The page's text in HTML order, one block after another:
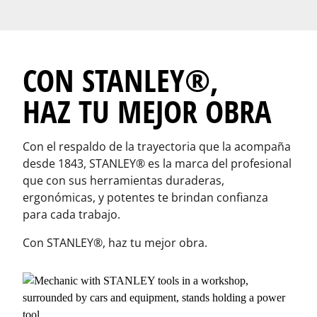
CON STANLEY®,
HAZ TU MEJOR OBRA
Con el respaldo de la trayectoria que la acompaña
desde 1843, STANLEY® es la marca del profesional
que con sus herramientas duraderas,
ergonómicas, y potentes te brindan confianza
para cada trabajo.
Con STANLEY®, haz tu mejor obra.